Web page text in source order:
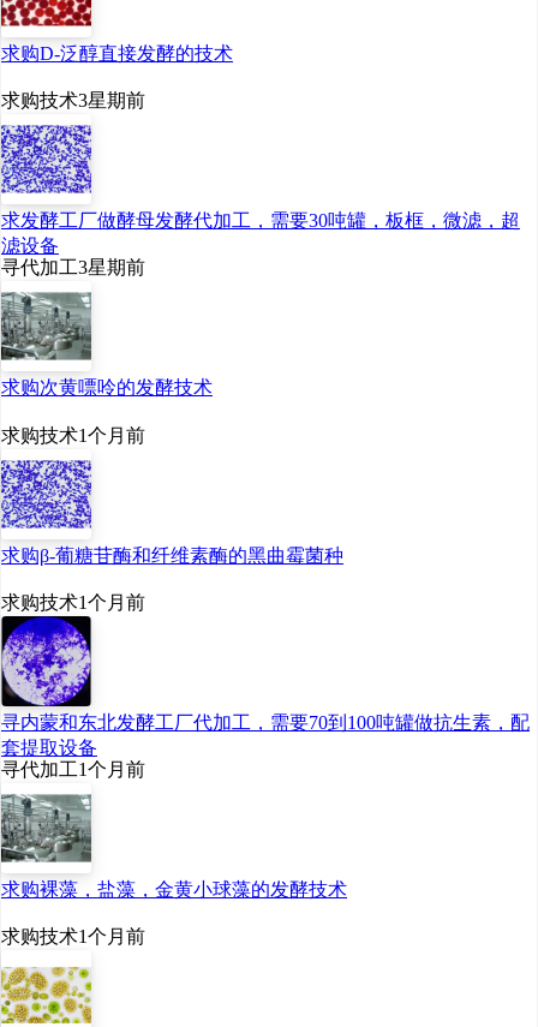
求购D-泛醇直接发酵的技术
求购技术3星期前
求发酵工厂做酵母发酵代加工，需要30吨罐，板框，微滤，超
滤设备
寻代加工3星期前
求购次黄嘌呤的发酵技术
求购技术1个月前
求购β-葡糖苷酶和纤维素酶的黑曲霉菌种
求购技术1个月前
寻内蒙和东北发酵工厂代加工，需要70到100吨罐做抗生素，配
套提取设备
寻代加工1个月前
求购裸藻，盐藻，金黄小球藻的发酵技术
求购技术1个月前